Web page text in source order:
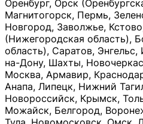
Оренбург, Орск
Магнитогорск, Пермь,
Новгород, Заволжье,
(Нижегородская область),
область), Саратов,
на-Дону, Шахты,
Москва, Армавир,
Анапа, Липецк, Нижний
Новороссийск, Крымск,
Можайск, Белгород,